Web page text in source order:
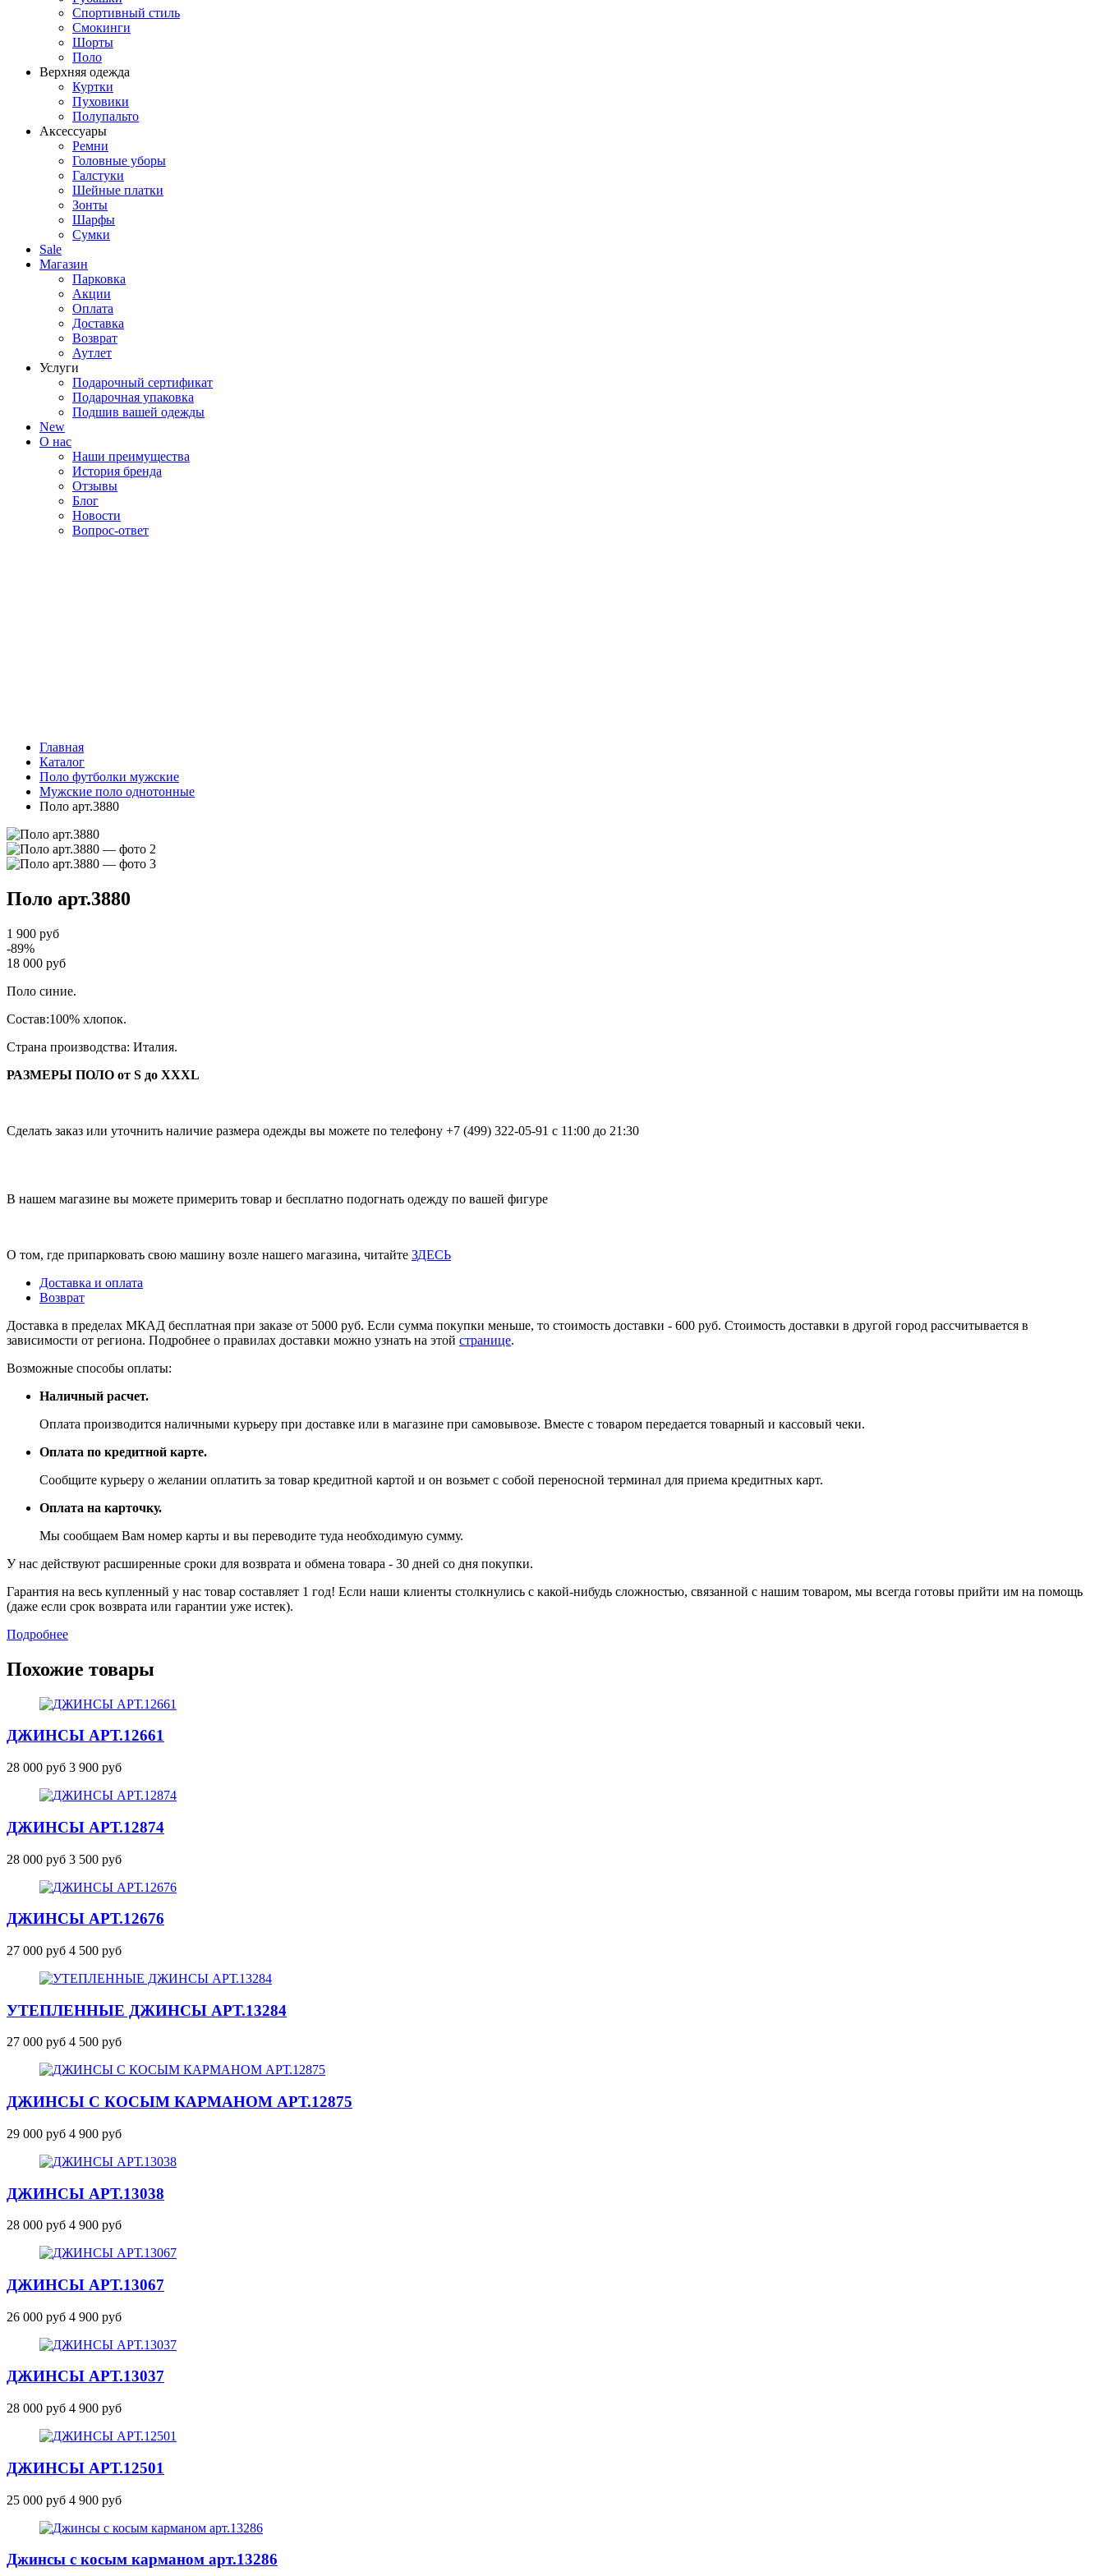
Спортивный стиль
Смокинги
Шорты
Поло
Верхняя одежда
Куртки
Пуховики
Полупальто
Аксессуары
Ремни
Головные уборы
Галстуки
Шейные платки
Зонты
Шарфы
Сумки
Sale
Магазин
Парковка
Акции
Оплата
Доставка
Возврат
Аутлет
Услуги
Подарочный сертификат
Подарочная упаковка
Подшив вашей одежды
New
О нас
Наши преимущества
История бренда
Отзывы
Блог
Новости
Вопрос-ответ
Главная
Каталог
Поло футболки мужские
Мужские поло однотонные
Поло арт.3880
Поло арт.3880
1 900 руб
-89%
18 000 руб
Поло синие.
Состав:100% хлопок.
Страна производства: Италия.
РАЗМЕРЫ ПОЛО от S до XXXL
Сделать заказ или уточнить наличие размера одежды вы можете по телефону +7 (499) 322-05-91 с 11:00 до 21:30
В нашем магазине вы можете примерить товар и бесплатно подогнать одежду по вашей фигуре
О том, где припарковать свою машину возле нашего магазина, читайте ЗДЕСЬ
Доставка и оплата
Возврат
Доставка в пределах МКАД бесплатная при заказе от 5000 руб. Если сумма покупки меньше, то стоимость доставки - 600 руб. Стоимость доставки в другой город рассчитывается в
зависимости от региона. Подробнее о правилах доставки можно узнать на этой странице.
Возможные способы оплаты:
Наличный расчет.
Оплата производится наличными курьеру при доставке или в магазине при самовывозе. Вместе с товаром передается товарный и кассовый чеки.
Оплата по кредитной карте.
Сообщите курьеру о желании оплатить за товар кредитной картой и он возьмет с собой переносной терминал для приема кредитных карт.
Оплата на карточку.
Мы сообщаем Вам номер карты и вы переводите туда необходимую сумму.
У нас действуют расширенные сроки для возврата и обмена товара - 30 дней со дня покупки.
Гарантия на весь купленный у нас товар составляет 1 год! Если наши клиенты столкнулись с какой-нибудь сложностью, связанной с нашим товаром, мы всегда готовы прийти им на помощь
(даже если срок возврата или гарантии уже истек).
Подробнее
Похожие товары
ДЖИНСЫ АРТ.12661
28 000 руб 3 900 руб
ДЖИНСЫ АРТ.12874
28 000 руб 3 500 руб
ДЖИНСЫ АРТ.12676
27 000 руб 4 500 руб
УТЕПЛЕННЫЕ ДЖИНСЫ АРТ.13284
27 000 руб 4 500 руб
ДЖИНСЫ С КОСЫМ КАРМАНОМ АРТ.12875
29 000 руб 4 900 руб
ДЖИНСЫ АРТ.13038
28 000 руб 4 900 руб
ДЖИНСЫ АРТ.13067
26 000 руб 4 900 руб
ДЖИНСЫ АРТ.13037
28 000 руб 4 900 руб
ДЖИНСЫ АРТ.12501
25 000 руб 4 900 руб
Джинсы с косым карманом арт.13286